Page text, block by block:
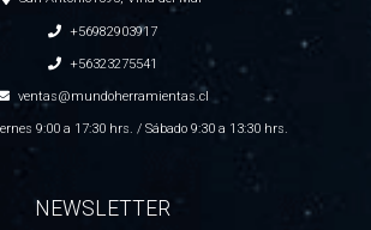
+56982903917
+56323275541
ventas@mundoherramientas.cl
9:00 a 17:30 hrs. / Sábado 9:30 a 13:30 hrs.
NEWSLETTER